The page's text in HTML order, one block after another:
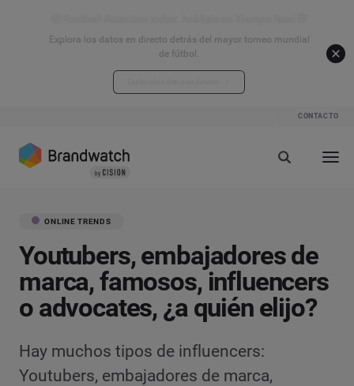
Explora los datos en directo detrás del mayor torneo mundial
de fútbol.
CONTACTO
ONLINE TRENDS
Youtubers, embajadores de
marca, famosos, influencers
o advocates, ¿a quién elijo?
Hay muchos tipos de influencers:
Youtubers, embajadores de marca,